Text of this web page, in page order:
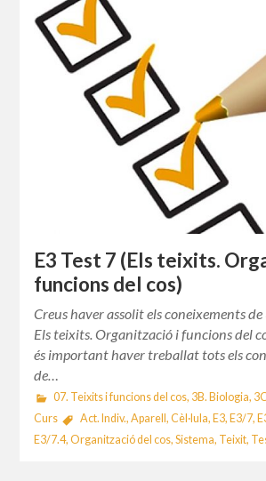
E3 Test 7 (Els teixits.
funcions del cos)
Creus haver assolit els coneixements de
Els teixits. Organització i funcions del
és important haver treballat tots els
de…
07. Teixits i funcions del cos, 3B. Biologia,
Curs
Act. Indiv., Aparell , Cèl·lula, E3, E3/7,
E3/7.4,Organització del cos,Sistema, Teixit,